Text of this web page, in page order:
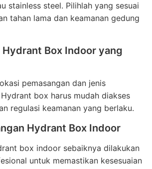
stainless steel. Pilihlah yang sesuai
tahan lama dan keamanan gedung
Hydrant Box Indoor yang
pemasangan dan jenis
box harus mudah diakses
regulasi keamanan yang berlaku.
Hydrant Box Indoor
box indoor sebaiknya dilakukan
untuk memastikan kesesuaian